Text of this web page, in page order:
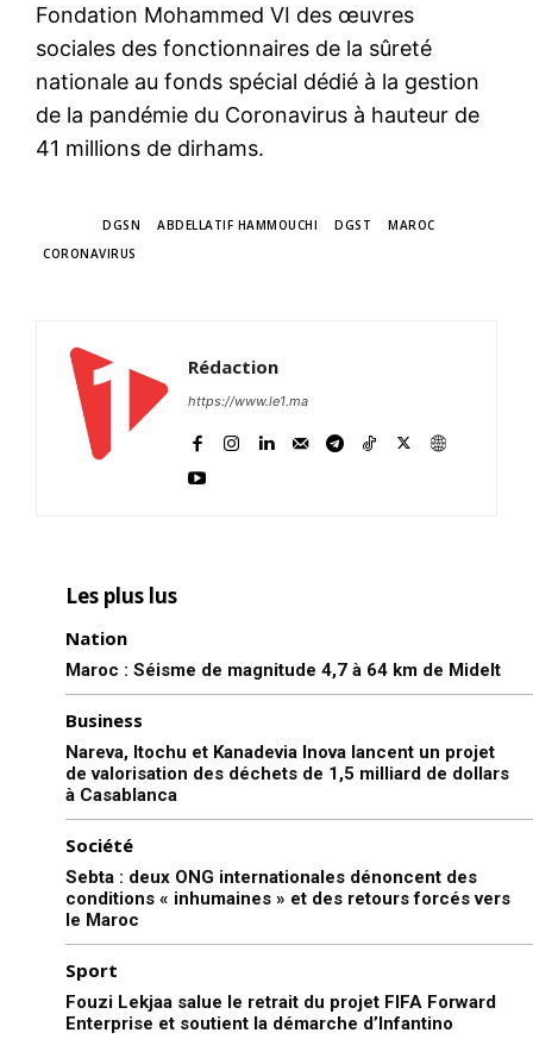
Fondation Mohammed VI des œuvres
sociales des fonctionnaires de la sûreté
nationale au fonds spécial dédié à la gestion
de la pandémie du Coronavirus à hauteur de
41 millions de dirhams.
DGSN ABDELLATIF HAMMOUCHI DGST
MAROC
CORONAVIRUS
Rédaction
https://www.le1.ma
Les plus lus
Nation
Maroc : Séisme de magnitude 4,7 à 64 km de Midelt
Business
Nareva, Itochu et Kanadevia Inova lancent un projet
de valorisation des déchets de 1,5 milliard de dollars
à Casablanca
Société
Sebta : deux ONG internationales dénoncent des
conditions « inhumaines » et des retours forcés vers
le Maroc
Sport
Fouzi Lekjaa salue le retrait du projet FIFA Forward
Enterprise et soutient la démarche d’Infantino